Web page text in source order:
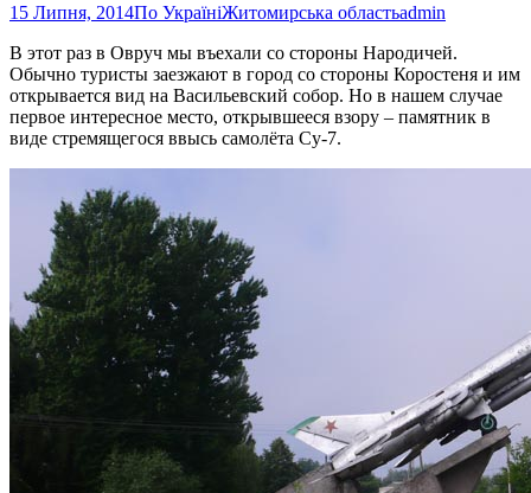
15 Липня, 2014По УкраїніЖитомирська областьadmin
В этот раз в Овруч мы въехали со стороны Народичей.
Обычно туристы заезжают в город со стороны Коростеня и им
открывается вид на Васильевский собор. Но в нашем случае
первое интересное место, открывшееся взору – памятник в
виде стремящегося ввысь самолёта Су-7.